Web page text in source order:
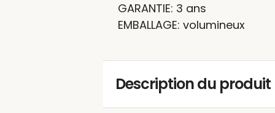
GARANTIE: 3 ans
EMBALLAGE: volumineux
Description du produit